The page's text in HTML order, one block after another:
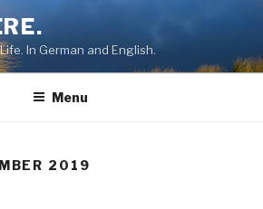
In German and English.
Menu
2019